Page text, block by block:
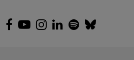
Twitter
Facebook
Youtube
Instagram
LinkedIn
Spotify